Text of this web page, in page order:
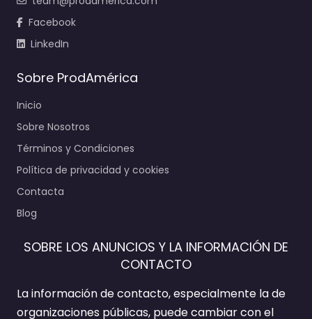
Facebook
LinkedIn
Sobre ProdAmérica
Inicio
Sobre Nosotros
Términos y Condiciones
Política de privacidad y cookies
Contacta
Blog
SOBRE LOS ANUNCIOS Y LA INFORMACIÓN DE
CONTACTO
La información de contacto, especialmente la de
organizaciones públicas, puede cambiar con el